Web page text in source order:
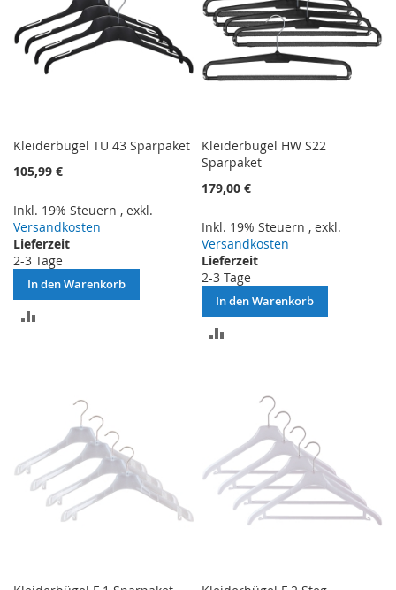
Kleiderbügel TU 43 Sparpaket
105,99 €
Inkl. 19% Steuern , exkl.
Versandkosten
Lieferzeit
2-3 Tage
In den Warenkorb
Kleiderbügel HW S22
Sparpaket
179,00 €
Inkl. 19% Steuern ,exkl.
Versandkosten
Lieferzeit
2-3 Tage
In den Warenkorb
HINZUFÜGEN